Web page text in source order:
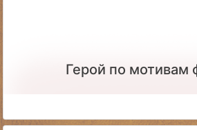
Герой по мотивам